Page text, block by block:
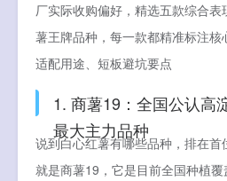
厂实际收购偏好，精选五款综合
薯王牌品种，每一款都精准标注核
适配用途、短板避坑要点
1. 商薯19：全国公认高
最大主力品种
说到白心红薯有哪些品种，排在
就是商薯19，它是目前全国种植